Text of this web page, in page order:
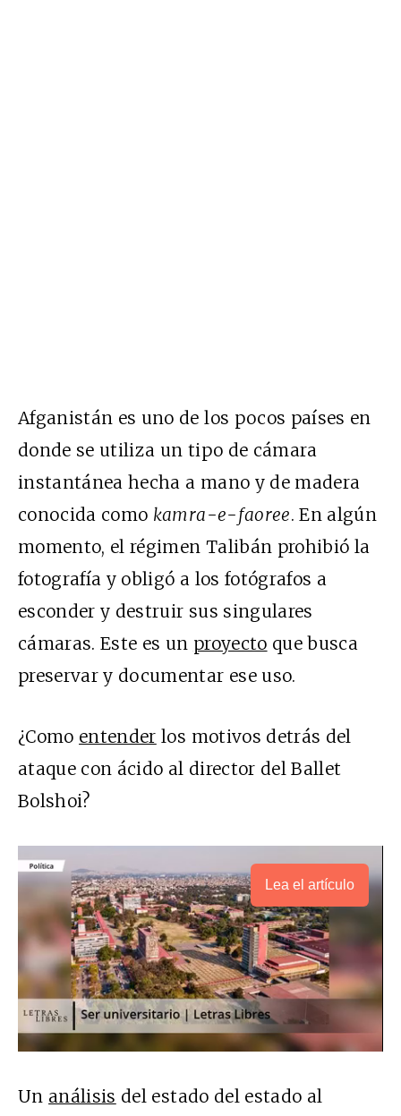
Afganistán es uno de los pocos países en
donde se utiliza un tipo de cámara
instantánea hecha a mano y de madera
conocida como kamra-e-faoree. En algún
momento, el régimen Talibán prohibió la
fotografía y obligó a los fotógrafos a
esconder y destruir sus singulares
cámaras. Este es un proyecto que busca
preservar y documentar ese uso.
¿Como entender los motivos detrás del
ataque con ácido al director del Ballet
Bolshoi?
Lea el artículo
Un análisis del estado del estado al